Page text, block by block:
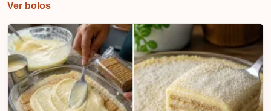
Ver bolos